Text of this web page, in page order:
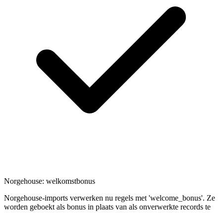
Norgehouse: welkomstbonus
Norgehouse-imports verwerken nu regels met 'welcome_bonus'. Ze
worden geboekt als bonus in plaats van als onverwerkte records te